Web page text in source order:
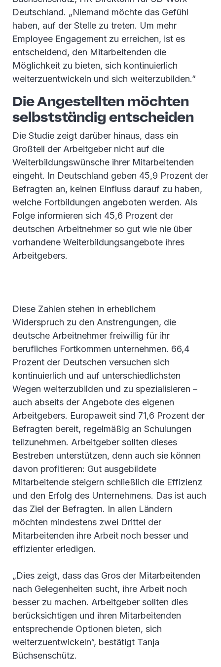
Deutschland. „Niemand möchte das Gefühl
haben, auf der Stelle zu treten. Um mehr
Employee Engagement zu erreichen, ist es
entscheidend, den Mitarbeitenden die
Möglichkeit zu bieten, sich kontinuierlich
weiterzuentwickeln und sich weiterzubilden.”
Die Angestellten möchten
selbstständig entscheiden
Die Studie zeigt darüber hinaus, dass ein
Großteil der Arbeitgeber nicht auf die
Weiterbildungswünsche ihrer Mitarbeitenden
eingeht. In Deutschland geben 45,9 Prozent der
Befragten an, keinen Einfluss darauf zu haben,
welche Fortbildungen angeboten werden. Als
Folge informieren sich 45,6 Prozent der
deutschen Arbeitnehmer so gut wie nie über
vorhandene Weiterbildungsangebote ihres
Arbeitgebers.
Diese Zahlen stehen in erheblichem
Widerspruch zu den Anstrengungen, die
deutsche Arbeitnehmer freiwillig für ihr
berufliches Fortkommen unternehmen. 66,4
Prozent der Deutschen versuchen sich
kontinuierlich und auf unterschiedlichsten
Wegen weiterzubilden und zu spezialisieren –
auch abseits der Angebote des eigenen
Arbeitgebers. Europaweit sind 71,6 Prozent der
Befragten bereit, regelmäßig an Schulungen
teilzunehmen. Arbeitgeber sollten dieses
Bestreben unterstützen, denn auch sie können
davon profitieren: Gut ausgebildete
Mitarbeitende steigern schließlich die Effizienz
und den Erfolg des Unternehmens. Das ist auch
das Ziel der Befragten. In allen Ländern
möchten mindestens zwei Drittel der
Mitarbeitenden ihre Arbeit noch besser und
effizienter erledigen.
„Dies zeigt, dass das Gros der Mitarbeitenden
nach Gelegenheiten sucht, ihre Arbeit noch
besser zu machen. Arbeitgeber sollten dies
berücksichtigen und ihren Mitarbeitenden
entsprechende Optionen bieten, sich
weiterzuentwickeln“, bestätigt Tanja
Büchsenschütz.